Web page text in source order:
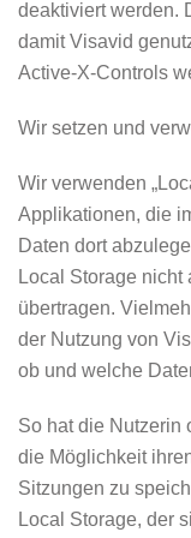
deaktiviert werden.
damit Visavid
Active-X-Controls
Wir setzen und
Wir verwenden
Applikationen, die
Daten dort
Local Storage
übertragen.
der Nutzung von
ob und welche
So hat die Nutzerin
die Möglichkeit
Sitzungen zu
Local Storage, der